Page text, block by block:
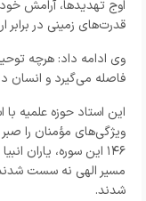
اوج تهدیدها، آرامش خود
قدرت‌های زمینی در برابر
وی ادامه داد: هرچه
فاصله می‌گیرد و انسان
این استاد حوزه علمیه با
ویژگی‌های مؤمنان را
۱۴۶ این سوره، یاران
مسیر الهی نه سست
شدند.